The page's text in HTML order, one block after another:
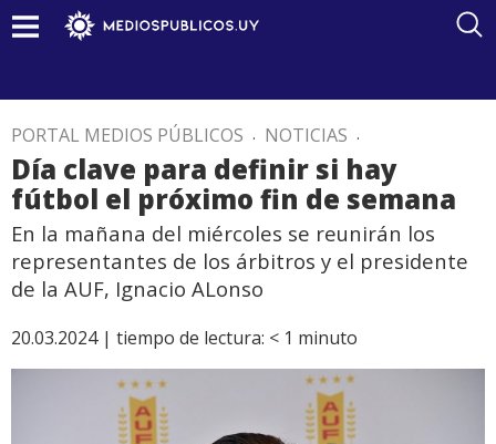
PORTAL MEDIOS PÚBLICOS . NOTICIAS .
Día clave para definir si hay
fútbol el próximo fin de semana
En la mañana del miércoles se reunirán los
representantes de los árbitros y el presidente
de la AUF, Ignacio ALonso
20.03.2024 | tiempo de lectura: < 1 minuto